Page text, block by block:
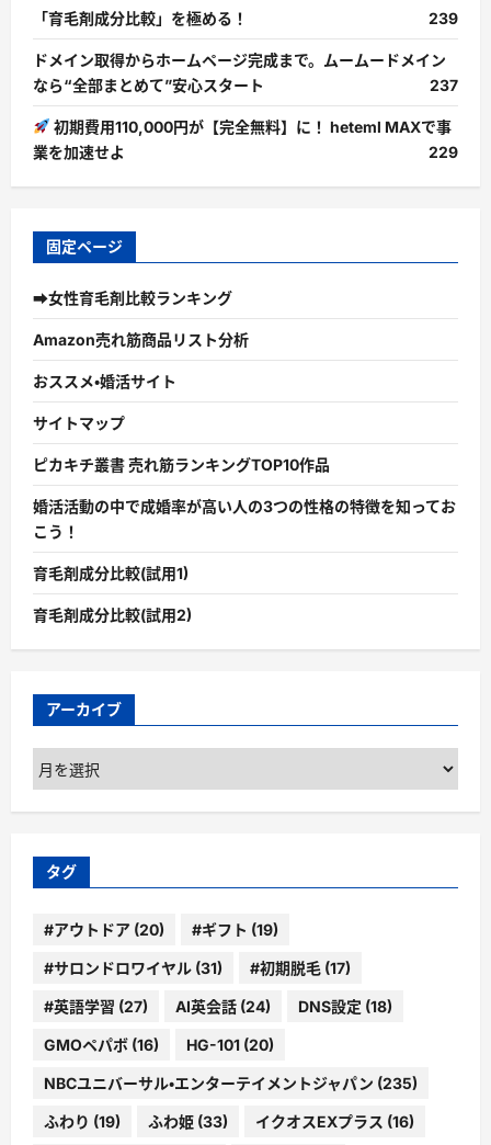
「育毛剤成分比較」を極める！ 239
ドメイン取得からホームページ完成まで。ムームードメイン
なら“全部まとめて”安心スタート
237
初期費用110,000円が【完全無料】に！ heteml MAXで事
業を加速せよ
229
固定ページ
➡女性育毛剤比較ランキング
Amazon売れ筋商品リスト分析
おススメ・婚活サイト
サイトマップ
ピカキチ叢書 売れ筋ランキングTOP10作品
婚活活動の中で成婚率が高い人の3つの性格の特徴を知ってお
こう！
育毛剤成分比較(試用1)
育毛剤成分比較(試用2)
アーカイブ
ア
ー
カ
ブ
タグ
#アウトドア (20) #ギフト (19)
#サロンドロワイヤル (31) #初期脱毛 (17)
#英語学習 (27) AI英会話 (24) DNS設定 (18)
GMOペパボ (16) HG-101 (20)
NBCユニバーサル・エンターテイメントジャパン (235)
ふわり (19) ふわ姫 (33) イクオスEXプラス (16)